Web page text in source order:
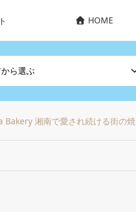
HOME
ら選ぶ
Bakery 湘南で愛され続ける街の